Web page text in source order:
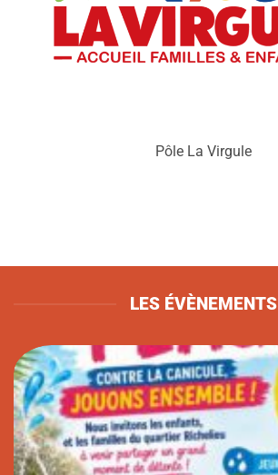
Pôle La Virgule
LES ÉVÈNEMENTS